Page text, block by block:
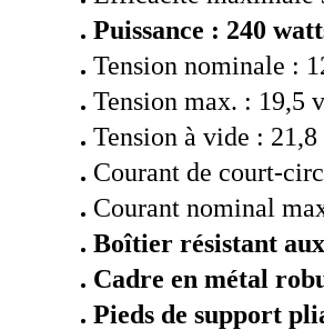
Puissance : 240
Tension nominale :
Tension max. : 19,5
Tension à vide :
Courant de court-
Courant nominal
Boîtier résistant
Cadre en métal
Pieds de support